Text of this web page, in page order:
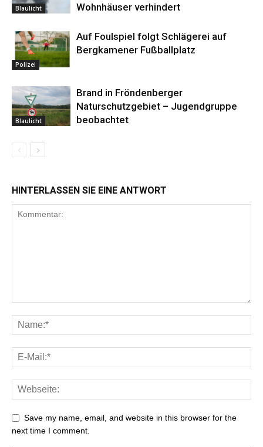
Blaulicht
Wohnhäuser verhindert
Polizei
Auf Foulspiel folgt Schlägerei auf
Bergkamener Fußballplatz
Blaulicht
Brand in Fröndenberger
Naturschutzgebiet – Jugendgruppe
beobachtet
HINTERLASSEN SIE EINE ANTWORT
Save my name, email, and website in this browser for the
next time I comment.